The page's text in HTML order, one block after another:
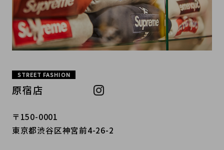
STREET FASHION
原宿店
〒150-0001
東京都渋谷区神宮前4-26-2